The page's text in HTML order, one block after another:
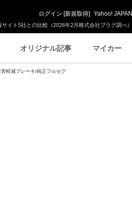
イト5社との比較（2026年2月株式会社プラグ調べ）
ログイン [新規取得] Yahoo! JAPAN
オリジナル記事 マイカー
軽減ブレーキ/純正フルセグ